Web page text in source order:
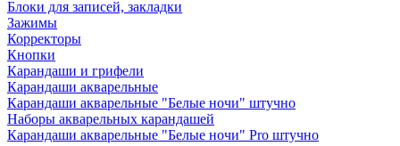
Блоки для записей, закладки
Зажимы
Корректоры
Кнопки
Карандаши и грифели
Карандаши акварельные
Карандаши акварельные "Белые ночи" штучно
Наборы акварельных карандашей
Карандаши акварельные "Белые ночи" Pro штучно